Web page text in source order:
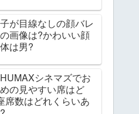
が目線なしの顔バレ
画像は?かわいい顔
は男?
シネマズでお
の見やすい席はど
席数はどれくらいあ